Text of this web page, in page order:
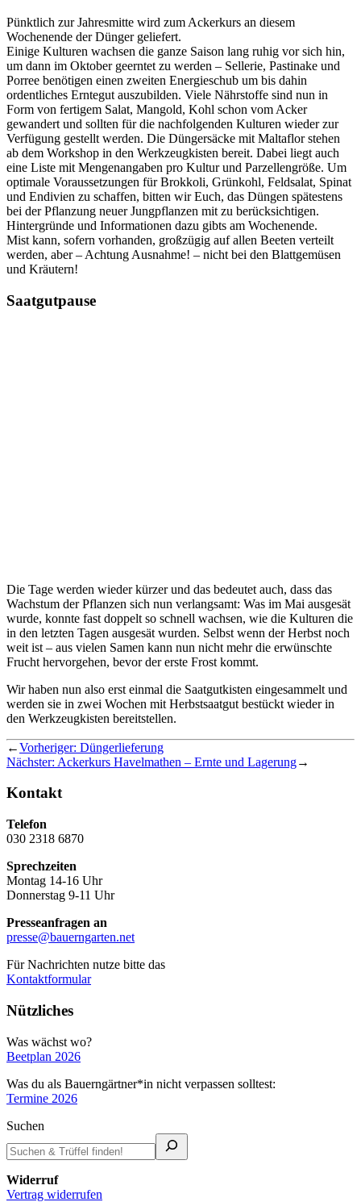
Pünktlich zur Jahresmitte wird zum Ackerkurs an diesem
Wochenende der Dünger geliefert.
Einige Kulturen wachsen die ganze Saison lang ruhig vor sich hin,
um dann im Oktober geerntet zu werden – Sellerie, Pastinake und
Porree benötigen einen zweiten Energieschub um bis dahin
ordentliches Erntegut auszubilden. Viele Nährstoffe sind nun in
Form von fertigem Salat, Mangold, Kohl schon vom Acker
gewandert und sollten für die nachfolgenden Kulturen wieder zur
Verfügung gestellt werden. Die Düngersäcke mit Maltaflor stehen
ab dem Workshop in den Werkzeugkisten bereit. Dabei liegt auch
eine Liste mit Mengenangaben pro Kultur und Parzellengröße. Um
optimale Voraussetzungen für Brokkoli, Grünkohl, Feldsalat, Spinat
und Endivien zu schaffen, bitten wir Euch, das Düngen spätestens
bei der Pflanzung neuer Jungpflanzen mit zu berücksichtigen.
Hintergründe und Informationen dazu gibts am Wochenende.
Mist kann, sofern vorhanden, großzügig auf allen Beeten verteilt
werden, aber – Achtung Ausnahme! – nicht bei den Blattgemüsen
und Kräutern!
Saatgutpause
Die Tage werden wieder kürzer und das bedeutet auch, dass das
Wachstum der Pflanzen sich nun verlangsamt: Was im Mai ausgesät
wurde, konnte fast doppelt so schnell wachsen, wie die Kulturen die
in den letzten Tagen ausgesät wurden. Selbst wenn der Herbst noch
weit ist – aus vielen Samen kann nun nicht mehr die erwünschte
Frucht hervorgehen, bevor der erste Frost kommt.
Wir haben nun also erst einmal die Saatgutkisten eingesammelt und
werden sie in zwei Wochen mit Herbstsaatgut bestückt wieder in
den Werkzeugkisten bereitstellen.
←Vorheriger: Düngerlieferung
Nächster: Ackerkurs Havelmathen – Ernte und Lagerung→
Kontakt
Telefon
030 2318 6870
Sprechzeiten
Montag 14-16 Uhr
Donnerstag 9-11 Uhr
Presseanfragen an
presse@bauerngarten.net
Für Nachrichten nutze bitte das
Kontaktformular
Nützliches
Was wächst wo?
Beetplan 2026
Was du als Bauerngärtner*in nicht verpassen solltest:
Termine 2026
Suchen
Widerruf
Vertrag widerrufen